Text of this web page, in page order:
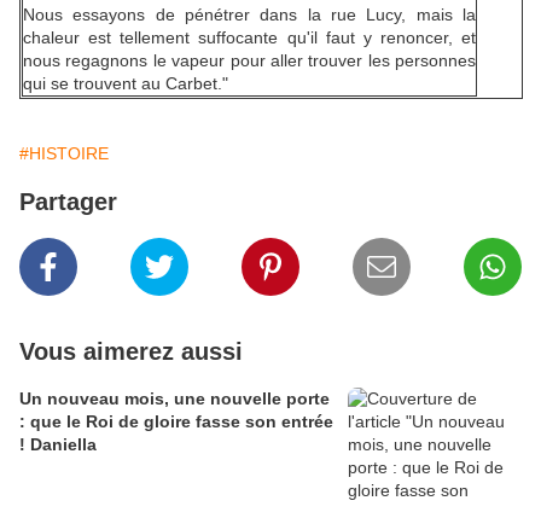
Nous essayons de pénétrer dans la rue Lucy, mais la
chaleur est tellement suffocante qu'il faut y renoncer, et
nous regagnons le vapeur pour aller trouver les personnes
qui se trouvent au Carbet."
#HISTOIRE
Partager
Vous aimerez aussi
Un nouveau mois, une nouvelle porte
: que le Roi de gloire fasse son entrée
! Daniella